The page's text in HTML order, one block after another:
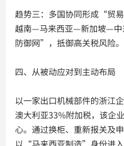
趋势三：多国协同形成“贸
越南—马来西亚—新加坡—中
防御网”，抵御高关税风险。
四、从被动应对到主动布局
以一家出口机械部件的浙江
澳大利亚33%附加税，该企
心。通过换柜、重新报关及